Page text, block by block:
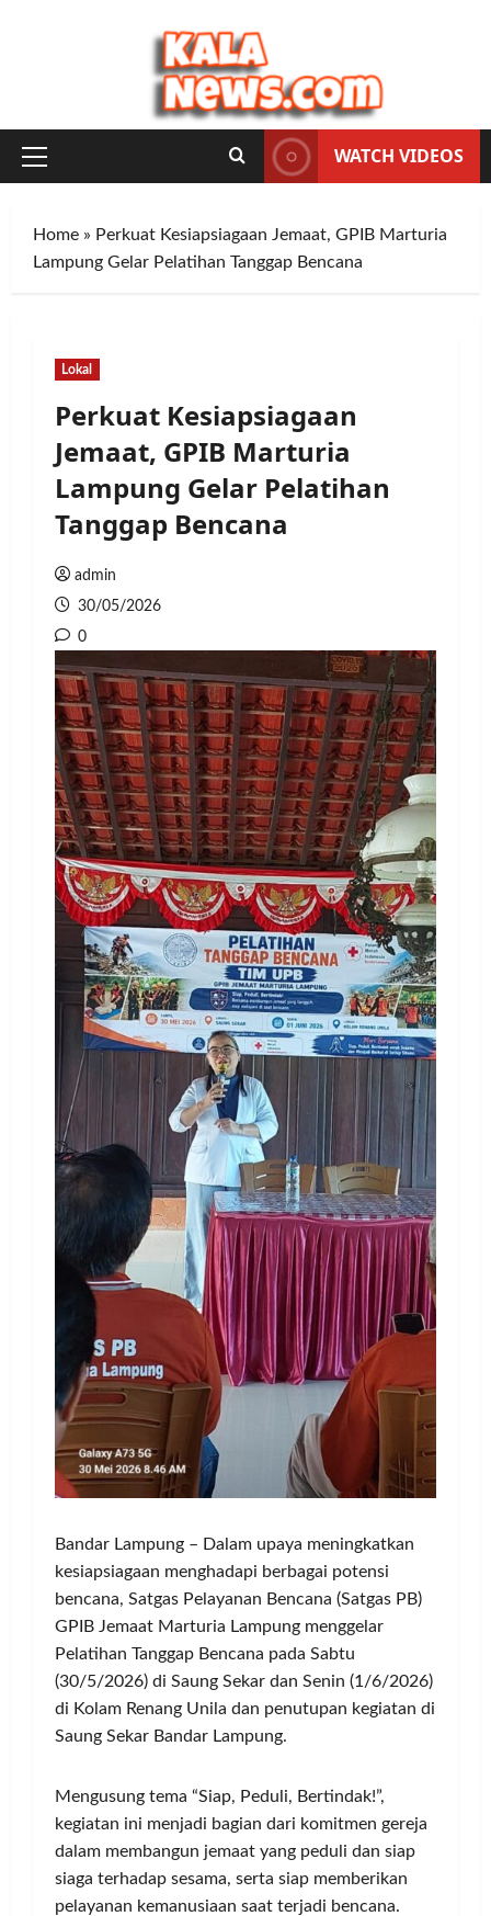
Primary
WATCH VIDEOS
Home » Perkuat Kesiapsiagaan Jemaat, GPIB Marturia
Lampung Gelar Pelatihan Tanggap Bencana
Lokal
Perkuat Kesiapsiagaan
Jemaat, GPIB Marturia
Lampung Gelar Pelatihan
Tanggap Bencana
admin
30/05/2026
0
Bandar Lampung – Dalam upaya meningkatkan
kesiapsiagaan menghadapi berbagai potensi
bencana, Satgas Pelayanan Bencana (Satgas PB)
GPIB Jemaat Marturia Lampung menggelar
Pelatihan Tanggap Bencana pada Sabtu
(30/5/2026) di Saung Sekar dan Senin (1/6/2026)
di Kolam Renang Unila dan penutupan kegiatan di
Saung Sekar Bandar Lampung.
Mengusung tema “Siap, Peduli, Bertindak!”,
kegiatan ini menjadi bagian dari komitmen gereja
dalam membangun jemaat yang peduli dan siap
siaga terhadap sesama, serta siap memberikan
pelayanan kemanusiaan saat terjadi bencana.